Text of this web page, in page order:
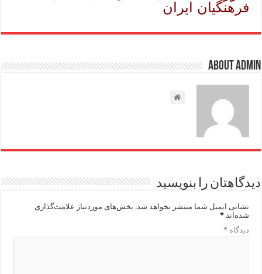
فرهنگیان ایران
About admin
دیدگاهتان را بنویسید
نشانی ایمیل شما منتشر نخواهد شد. بخش‌های موردنیاز علامت‌گذاری
شده‌اند*
دیدگاه*